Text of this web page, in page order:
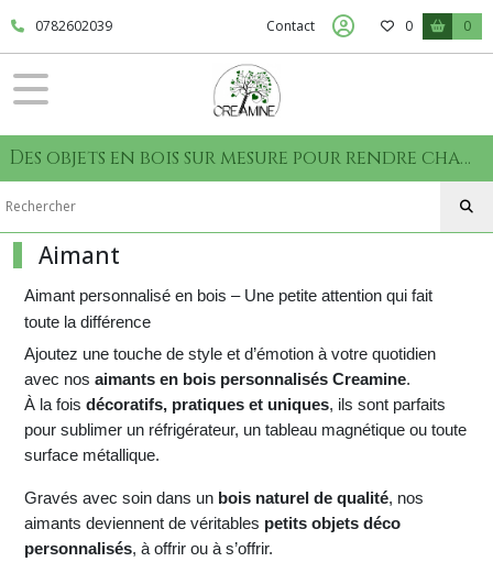
0782602039 Contact 0 0
Des objets en bois sur mesure pour rendre chaque moment unique
Aimant
Aimant personnalisé en bois – Une petite attention qui fait
toute la différence
Ajoutez une touche de style et d’émotion à votre quotidien
avec nos aimants en bois personnalisés Creamine.
À la fois décoratifs, pratiques et uniques, ils sont parfaits
pour sublimer un réfrigérateur, un tableau magnétique ou toute
surface métallique.
Gravés avec soin dans un bois naturel de qualité, nos
aimants deviennent de véritables petits objets déco
personnalisés, à offrir ou à s’offrir.
Fermer
FILTRES
Tous
les
Idées
Aimant
Carte
Postale
(4)
clé
(13)